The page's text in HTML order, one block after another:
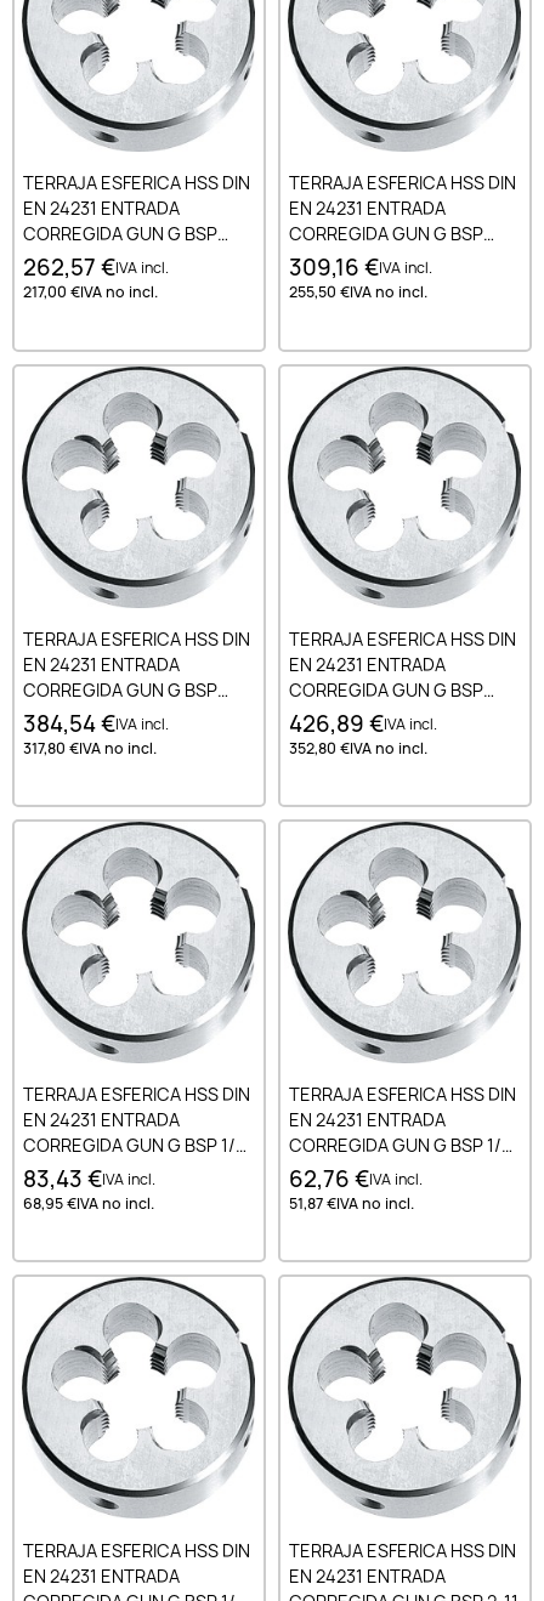
TERRAJA ESFERICA HSS DIN
EN 24231 ENTRADA
CORREGIDA GUN G BSP
1.1/4-11
262,57 €IVA incl.
217,00 €IVA no incl.
TERRAJA ESFERICA HSS DIN
EN 24231 ENTRADA
CORREGIDA GUN G BSP
1.1/8-11
309,16 €IVA incl.
255,50 €IVA no incl.
TERRAJA ESFERICA HSS DIN
EN 24231 ENTRADA
CORREGIDA GUN G BSP
1.3/4-11
384,54 €IVA incl.
317,80 €IVA no incl.
TERRAJA ESFERICA HSS DIN
EN 24231 ENTRADA
CORREGIDA GUN G BSP
1.3/8-11
426,89 €IVA incl.
352,80 €IVA no incl.
TERRAJA ESFERICA HSS DIN
EN 24231 ENTRADA
CORREGIDA GUN G BSP 1/2-
14
83,43 €IVA incl.
68,95 €IVA no incl.
TERRAJA ESFERICA HSS DIN
EN 24231 ENTRADA
CORREGIDA GUN G BSP 1/4-
19
62,76 €IVA incl.
51,87 €IVA no incl.
TERRAJA ESFERICA HSS DIN
EN 24231 ENTRADA
TERRAJA ESFERICA HSS DIN
EN 24231 ENTRADA